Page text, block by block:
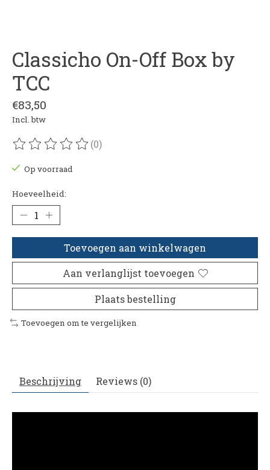
Classicho On-Off Box by
TCC
€83,50
Incl. btw
De beoordeling van dit product is
(0)
Op voorraad
Hoeveelheid:
Toevoegen aan winkelwagen
Aan verlanglijst toevoegen
Plaats bestelling
Toevoegen om te vergelijken
Beschrijving Reviews (0)